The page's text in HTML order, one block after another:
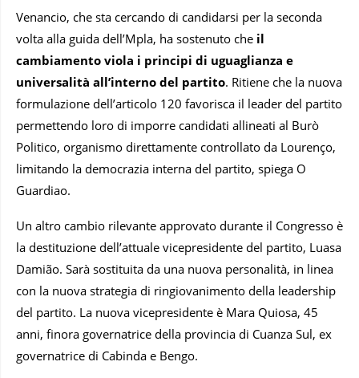
Venancio, che sta cercando di candidarsi per la seconda
volta alla guida dell’Mpla, ha sostenuto che il
cambiamento viola i principi di uguaglianza e
universalità all’interno del partito. Ritiene che la nuova
formulazione dell’articolo 120 favorisca il leader del partito
permettendo loro di imporre candidati allineati al Burò
Politico, organismo direttamente controllato da Lourenço,
limitando la democrazia interna del partito, spiega O
Guardiao.
Un altro cambio rilevante approvato durante il Congresso è
la destituzione dell’attuale vicepresidente del partito, Luasa
Damião. Sarà sostituita da una nuova personalità, in linea
con la nuova strategia di ringiovanimento della leadership
del partito. La nuova vicepresidente è Mara Quiosa, 45
anni, finora governatrice della provincia di Cuanza Sul, ex
governatrice di Cabinda e Bengo.